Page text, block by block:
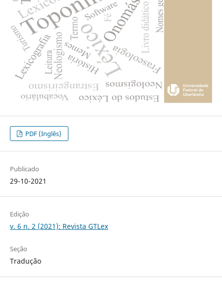
PDF (Inglês)
Publicado
29-10-2021
Edição
v. 6 n. 2 (2021): Revista GTLex
Seção
Tradução